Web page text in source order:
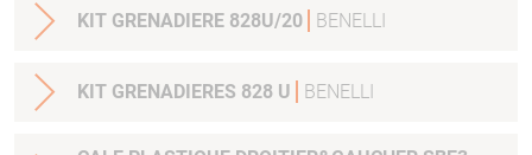
KIT GRENADIERE 828U/20 BENELLI
KIT GRENADIERES 828 U BENELLI